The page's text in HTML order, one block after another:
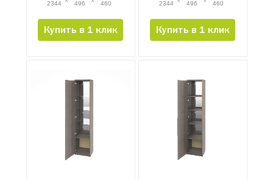
2344
496
460
Купить в 1 клик
2344
496
460
Купить в 1 клик